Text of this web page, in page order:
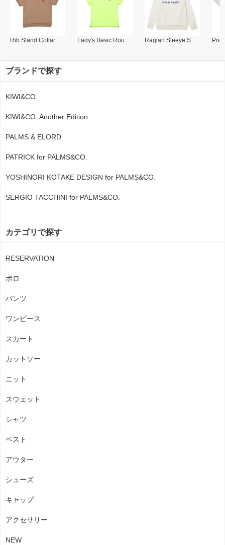
Rib Stand Collar Polo Lady's Basic Round Collar Polo Raglan Sleeve Sweat Shirt
ブランドで探す
KIWI&CO.
KIWI&CO. Another Edition
PALMS & ELORD
PATRICK for PALMS&CO.
YOSHINORI KOTAKE DESIGN for PALMS&CO.
SERGIO TACCHINI for PALMS&CO.
カテゴリで探す
RESERVATION
ポロ
パンツ
ワンピース
スカート
カットソー
ニット
スウェット
シャツ
ベスト
アウター
シューズ
キャップ
アクセサリー
NEW